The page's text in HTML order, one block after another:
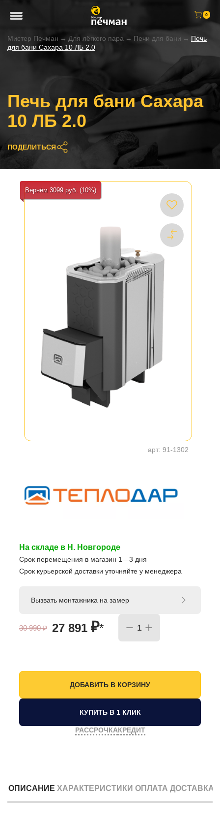
0
Мистер Печман → Для лёгкого пара → Печи для бани → Печь
для бани Сахара 10 ЛБ 2.0
Печь для бани Сахара
10 ЛБ 2.0
ПОДЕЛИТЬСЯ
Вернём 3099 руб. (10%)
арт: 91-1302
На складе в Н. Новгороде
Срок перемещения в магазин 1—3 дня
Срок курьерской доставки уточняйте у менеджера
30 990₽ 27 891 ₽*
Вызвать монтажника на замер
КУПИТЬ В 1 КЛИК
РАССРОЧКАКРЕДИТ
ОПИСАНИЕ ХАРАКТЕРИСТИКИ ОПЛАТА ДОСТАВКА